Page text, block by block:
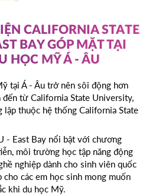
CALIFORNIA STATE
BAY GÓP MẶT TẠI
HỌC MỸ Á - ÂU
tại Á - Âu trở nên sôi động hơn
từ California State University,
thuộc hệ thống California State
- East Bay nổi bật với chương
môi trường học tập năng động
nghiệp dành cho sinh viên quốc
các em học sinh mong muốn
khi du học Mỹ.